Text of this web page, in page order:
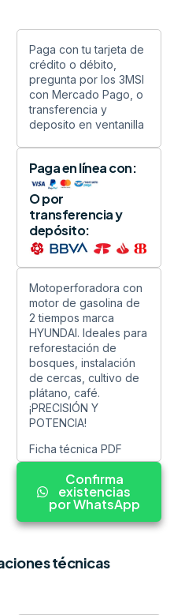
Paga con tu tarjeta de
crédito o débito,
pregunta por los 3MSI
con Mercado Pago, o
transferencia y
deposito en ventanilla
Paga en línea con:
O por
transferencia y
depósito:
Motoperforadora con
motor de gasolina de
2 tiempos marca
HYUNDAI. Ideales para
reforestación de
bosques, instalación
de cercas, cultivo de
plátano, café.
¡PRECISIÓN Y
POTENCIA!
Ficha técnica PDF
Confirma
existencias
por WhatsApp
técnicas